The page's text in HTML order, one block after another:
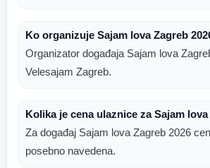
Ko organizuje Sajam lova Zagreb
Organizator događaja Sajam lova
Velesajam Zagreb.
Kolika je cena ulaznice za Sajam
Za događaj Sajam lova Zagreb 2026
posebno navedena.